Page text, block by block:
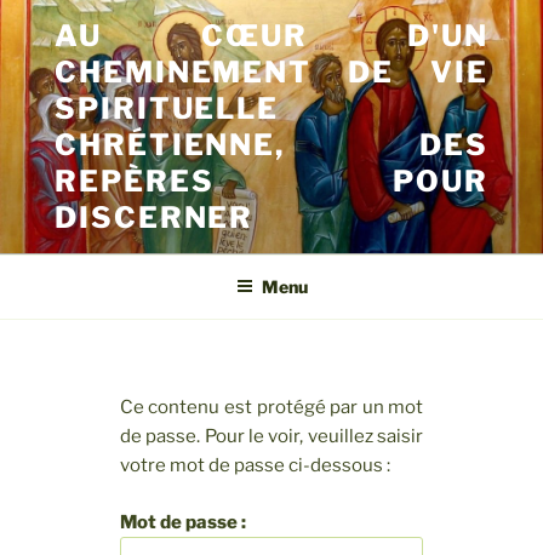
Aller
contenu
principal
AU CŒUR D'UN
CHEMINEMENT DE VIE
SPIRITUELLE
CHRÉTIENNE, DES
REPÈRES POUR
DISCERNER
Menu
Ce contenu est protégé par un mot
de passe. Pour le voir, veuillez saisir
votre mot de passe ci-dessous :
Mot de passe :